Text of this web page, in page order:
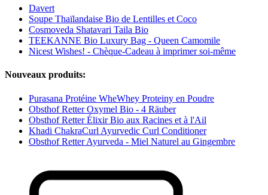
Davert
Soupe Thaïlandaise Bio de Lentilles et Coco
Cosmoveda Shatavari Taila Bio
TEEKANNE Bio Luxury Bag - Queen Camomile
Nicest Wishes! - Chèque-Cadeau à imprimer soi-même
Nouveaux produits:
Purasana Protéine WheWhey Proteiny en Poudre
Obsthof Retter Oxymel Bio - 4 Räuber
Obsthof Retter Élixir Bio aux Racines et à l'Ail
Khadi ChakraCurl Ayurvedic Curl Conditioner
Obsthof Retter Ayurveda - Miel Naturel au Gingembre